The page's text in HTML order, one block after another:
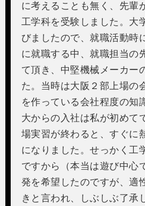
に考えることも無く、先輩
工学科を受験しました。大
びましたので、就職活動時
に就職する中、就職担当の
て頂き、中堅機械メーカー
た。当時は大阪２部上場の
を作っている会社程度の知
大からの入社は私が初めて
場実習が終わると、すぐに
になりました。せっかく工
ですから（本当は遊び中心
発を希望したのですが、適
きと言われ、しぶしぶ了承